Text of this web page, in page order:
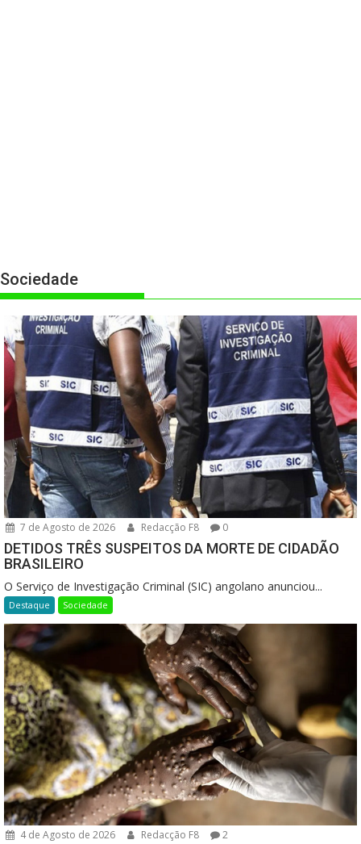
Sociedade
7 de Agosto de 2026 Redacção F8 0
DETIDOS TRÊS SUSPEITOS DA MORTE DE CIDADÃO
BRASILEIRO
O Serviço de Investigação Criminal (SIC) angolano anunciou...
Destaque Sociedade
4 de Agosto de 2026 Redacção F8 2